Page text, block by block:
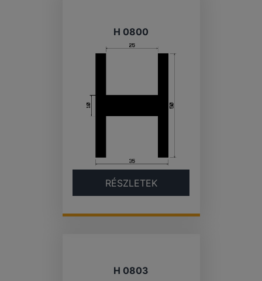
H 0800
RÉSZLETEK
H 0803